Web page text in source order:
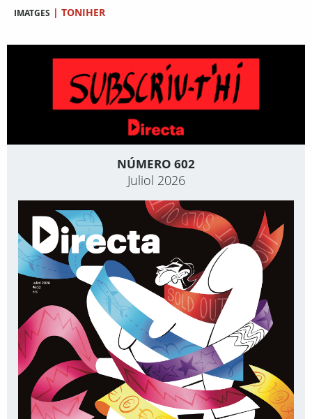
IMATGES | TONIHER
NÚMERO 602
Juliol 2026